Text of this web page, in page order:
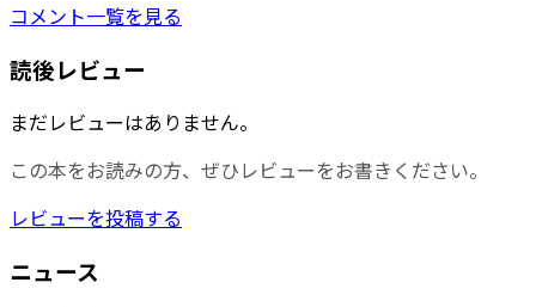
コメント一覧を見る
読後レビュー
まだレビューはありません。
この本をお読みの方、ぜひレビューをお書きください。
レビューを投稿する
ニュース